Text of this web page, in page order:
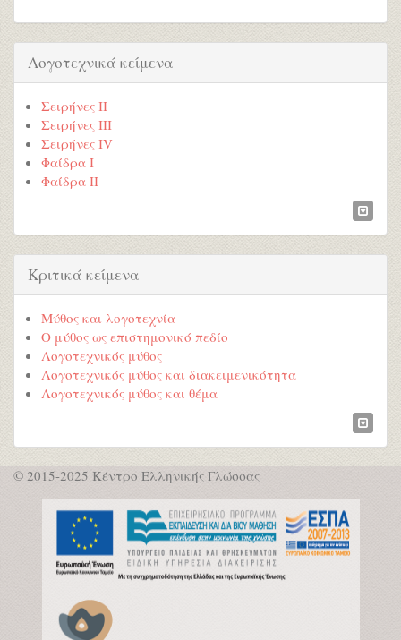
Λογοτεχνικά κείμενα
Σειρήνες ΙΙ
Σειρήνες ΙΙΙ
Σειρήνες ΙV
Φαίδρα Ι
Φαίδρα ΙΙ
Κριτικά κείμενα
Μύθος και λογοτεχνία
Ο μύθος ως επιστημονικό πεδίο
Λογοτεχνικός μύθος
Λογοτεχνικός μύθος και διακειμενικότητα
Λογοτεχνικός μύθος και θέμα
© 2015-2025 Κέντρο Ελληνικής Γλώσσας